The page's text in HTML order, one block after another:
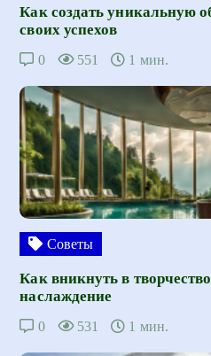
Как создать уникальную
своих успехов
0 551 1 мин.
Советы
Как вникнуть в
наслаждение
0 531 1 мин.